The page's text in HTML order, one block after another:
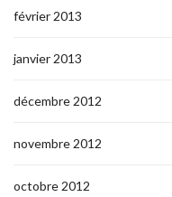
février 2013
janvier 2013
décembre 2012
novembre 2012
octobre 2012